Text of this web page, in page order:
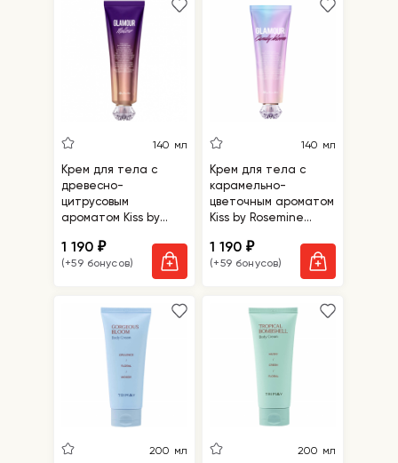
140 мл
Крем для тела с
древесно-
цитрусовым
ароматом Kiss by
Cream - Glamour
Mellow
1 190₽
(+59 бонусов)
140 мл
Крем для тела с
карамельно-
цветочным ароматом
Kiss by Rosemine
Candy Bloom
1 190₽
(+59 бонусов)
200 мл 200 мл